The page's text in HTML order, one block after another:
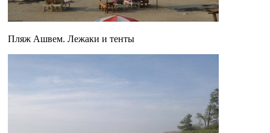
Пляж Ашвем. Лежаки и тенты